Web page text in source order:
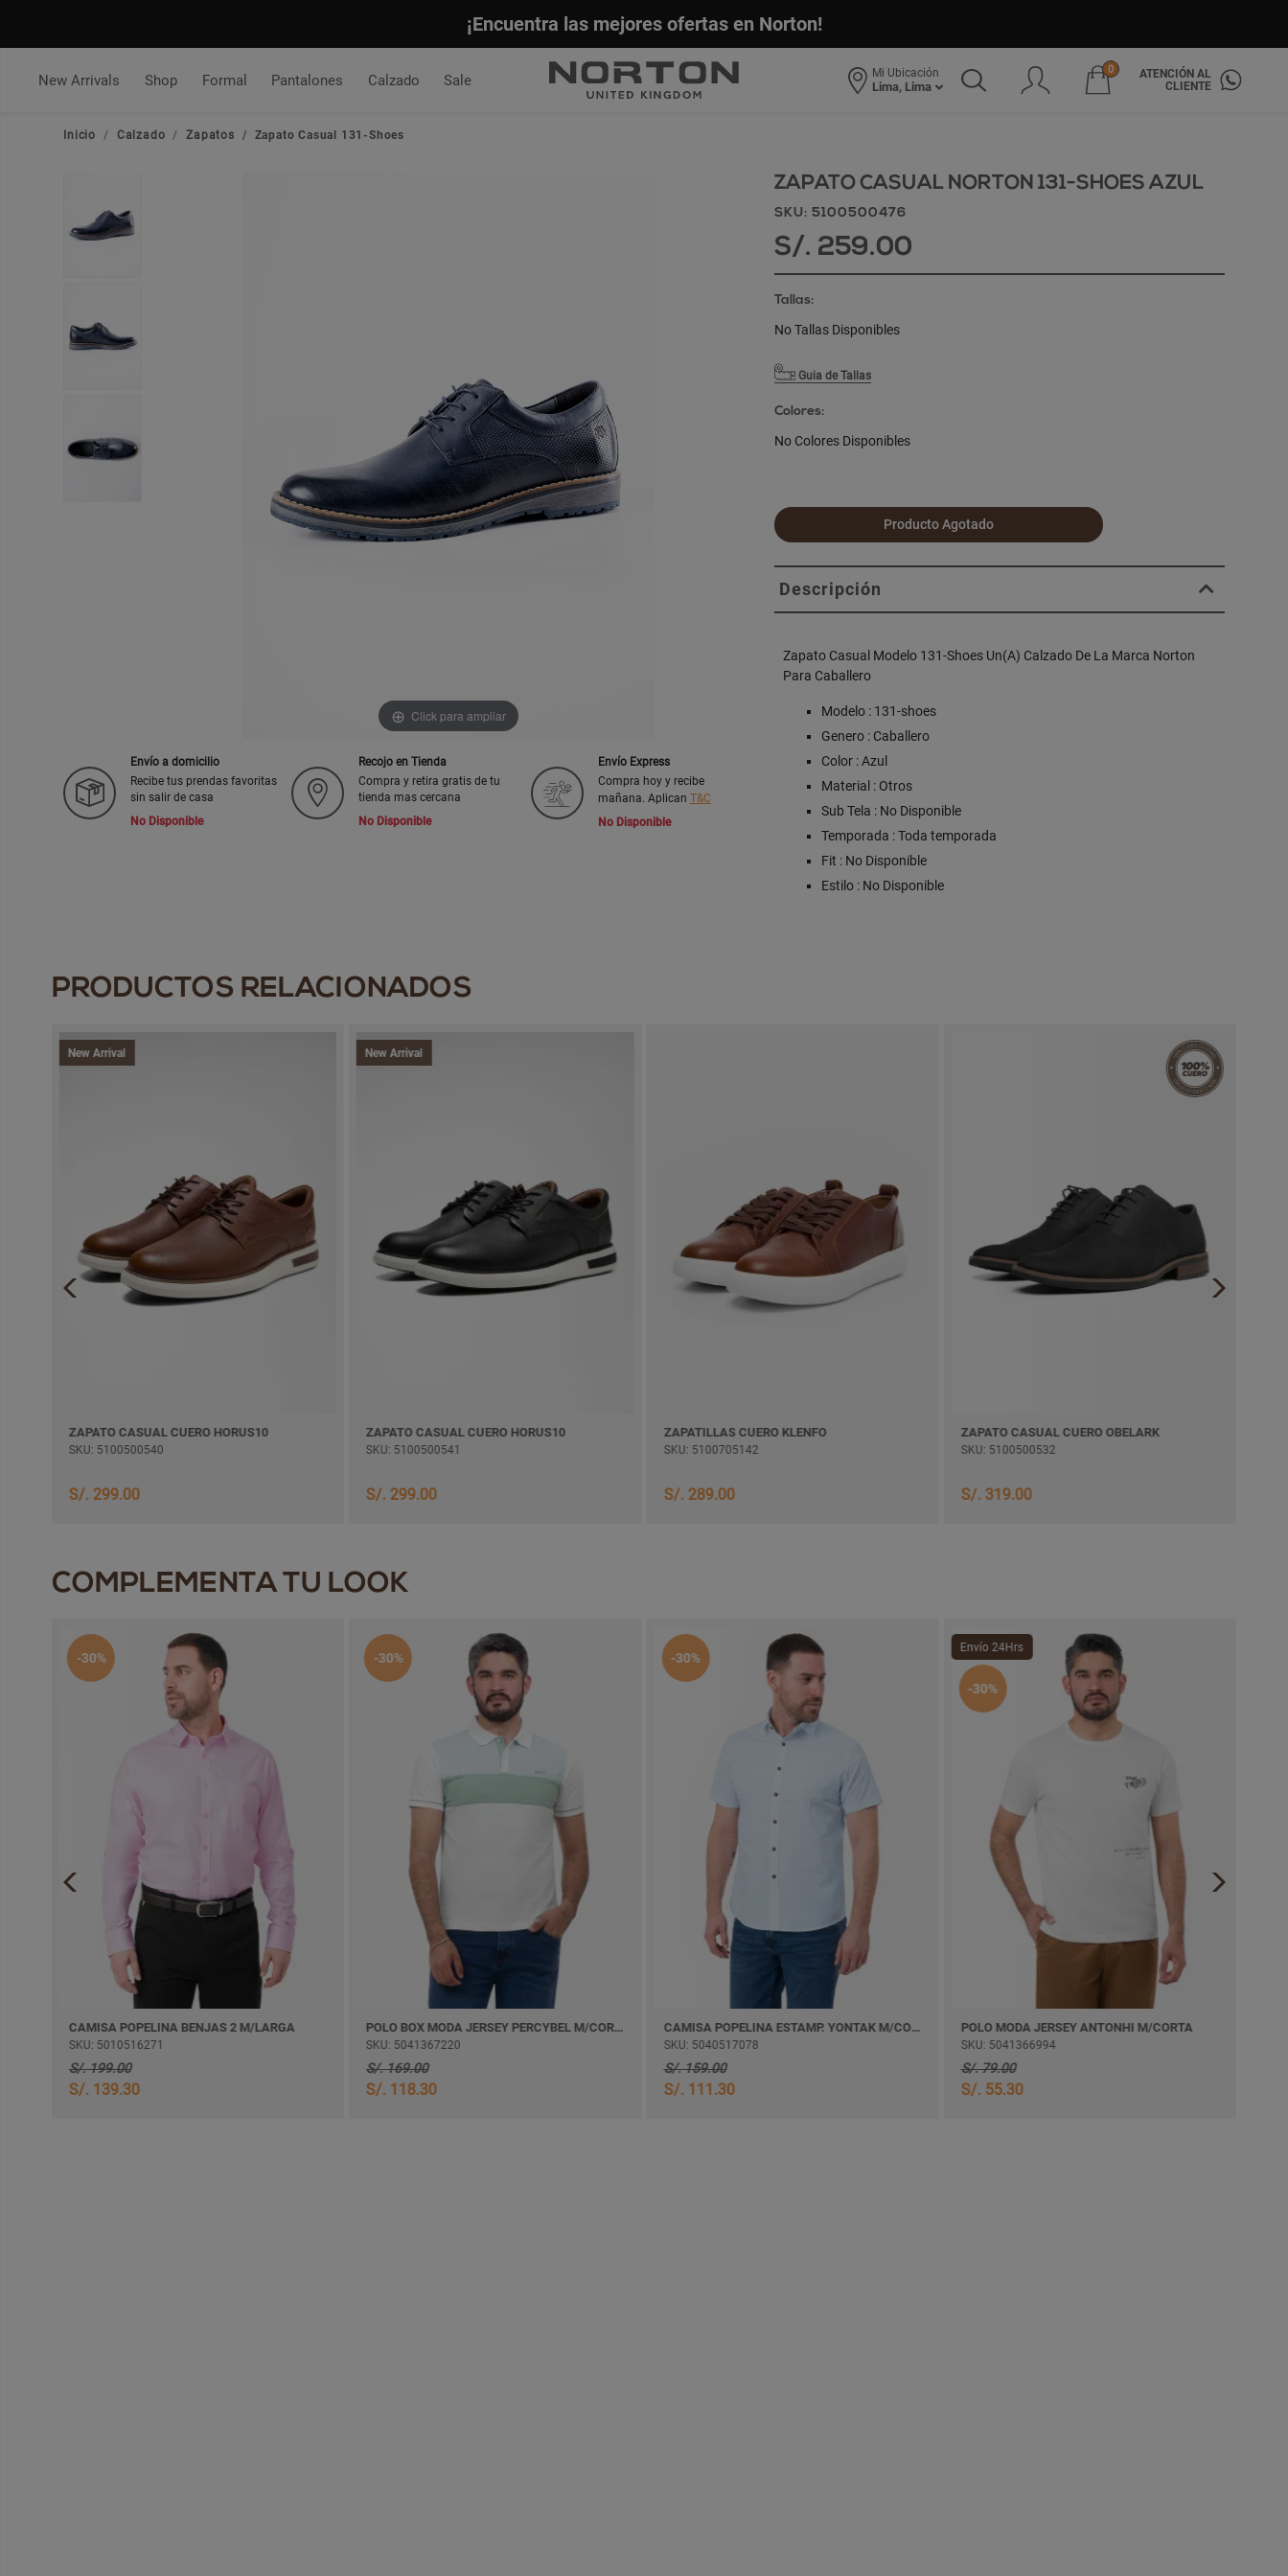
¡Encuentra las mejores ofertas en Norton!
New Arrivals Shop Formal Pantalones Calzado Sale Mi Ubicación
Lima, Lima
0
ATENCIÓN AL
CLIENTE
Inicio Calzado Zapatos Zapato Casual 131-Shoes
Click para ampliar
Envío a domicilio
Recibe tus prendas favoritas
sin salir de casa
No Disponible
Recojo en Tienda
Compra y retira gratis de tu
tienda mas cercana
No Disponible
Envío Express
Compra hoy y recibe
mañana. Aplican T&C
No Disponible
ZAPATO CASUAL NORTON 131-SHOES AZUL
SKU: 5100500476
S/. 259.00
Tallas:
No Tallas Disponibles
Guia de Tallas
Colores:
No Colores Disponibles
Producto Agotado
Descripción
Zapato Casual Modelo 131-Shoes Un(A) Calzado De La Marca Norton
Para Caballero
Modelo : 131-shoes
Genero : Caballero
Color : Azul
Material : Otros
Sub Tela : No Disponible
Temporada : Toda temporada
Fit : No Disponible
Estilo : No Disponible
PRODUCTOS RELACIONADOS
New Arrival
ZAPATO CASUAL CUERO HORUS10
SKU: 5100500540
S/. 299.00
New Arrival
ZAPATO CASUAL CUERO HORUS10
SKU: 5100500541
S/. 299.00
ZAPATILLAS CUERO KLENFO
SKU: 5100705142
S/. 289.00
ZAPATO CASUAL CUERO OBELARK
SKU: 5100500532
S/. 319.00
COMPLEMENTA TU LOOK
-30%
CAMISA POPELINA BENJAS 2 M/LARGA
SKU: 5010516271
S/. 199.00
S/. 139.30
-30%
POLO BOX MODA JERSEY PERCYBEL M/CORTA
SKU: 5041367220
S/. 169.00
S/. 118.30
-30%
CAMISA POPELINA ESTAMP. YONTAK M/CORTA
SKU: 5040517078
S/. 159.00
S/. 111.30
Envío 24Hrs
-30%
POLO MODA JERSEY ANTONHI M/CORTA
SKU: 5041366994
S/. 79.00
S/. 55.30